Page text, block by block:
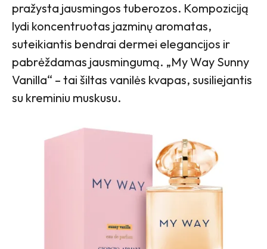
pražysta jausmingos tuberozos. Kompoziciją
lydi koncentruotas jazminų aromatas,
suteikiantis bendrai dermei elegancijos ir
pabrėždamas jausmingumą. „My Way Sunny
Vanilla“ – tai šiltas vanilės kvapas, susiliejantis
su kreminiu muskusu.